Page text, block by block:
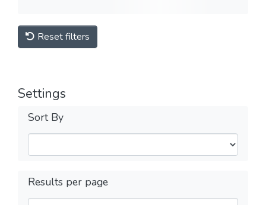
Reset filters
Settings
Sort By
Results per page